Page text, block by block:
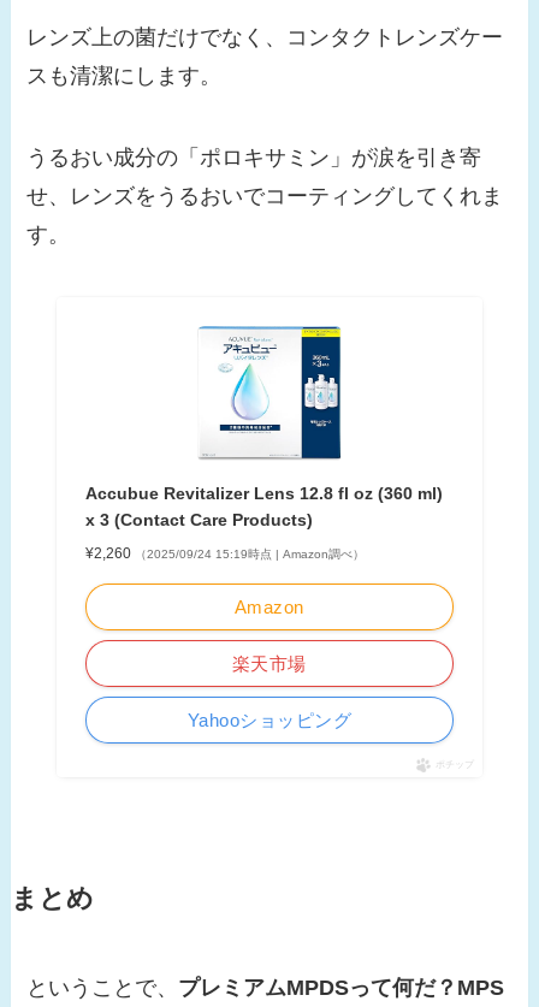
レンズ上の菌だけでなく、コンタクトレンズケー
スも清潔にします。
うるおい成分の「ポロキサミン」が涙を引き寄
せ、レンズをうるおいでコーティングしてくれま
す。
Accubue Revitalizer Lens 12.8 fl oz (360 ml)
x 3 (Contact Care Products)
¥2,260 （2025/09/24 15:19時点 | Amazon調べ）
Amazon
楽天市場
Yahooショッピング
ポチップ
まとめ
ということで、 プレミアムMPDSって何だ？MPS